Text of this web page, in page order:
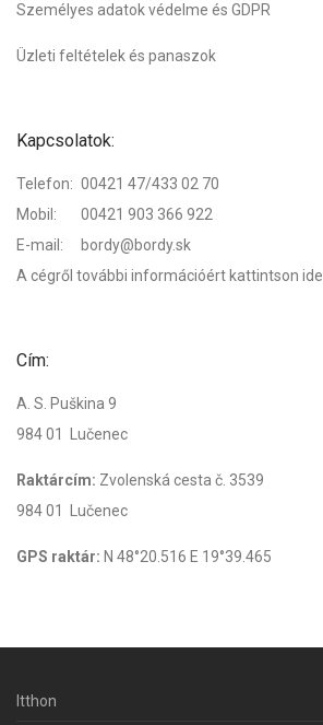
Személyes adatok védelme és GDPR
Üzleti feltételek és panaszok
Kapcsolatok:
Telefon: 00421 47/433 02 70
Mobil:
00421 903 366 922
E-mail:
bordy@bordy.sk
A cégről további információért kattintson ide
Cím:
A. S. Puškina 9
984 01 Lučenec
Raktárcím: Zvolenská cesta č. 3539
984 01 Lučenec
GPS raktár: N 48°20.516 E 19°39.465
Itthon